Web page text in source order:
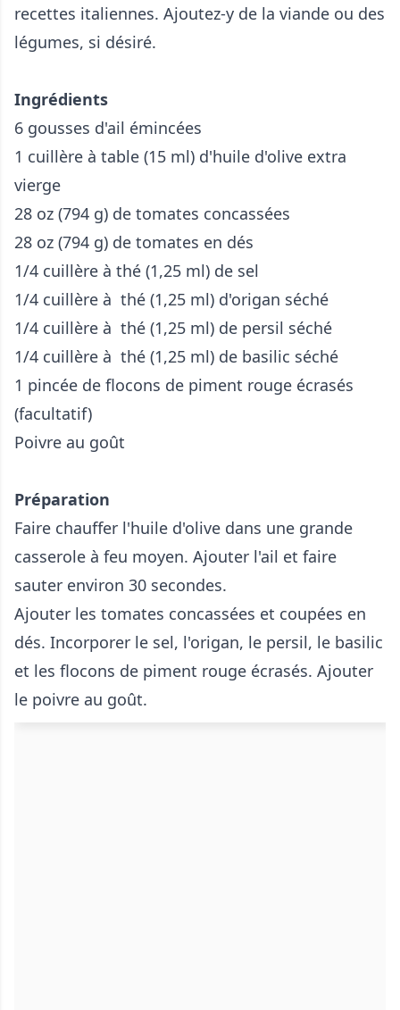
recettes italiennes. Ajoutez-y de la viande ou des
légumes, si désiré.
Ingrédients
6 gousses d'ail émincées
1 cuillère à table (15 ml) d'huile d'olive extra
vierge
28 oz (794 g) de tomates concassées
28 oz (794 g) de tomates en dés
1/4 cuillère à thé (1,25 ml) de sel
1/4 cuillère à thé (1,25 ml) d'origan séché
1/4 cuillère à thé (1,25 ml) de persil séché
1/4 cuillère à thé (1,25 ml) de basilic séché
1 pincée de flocons de piment rouge écrasés
(facultatif)
Poivre au goût
Préparation
Faire chauffer l'huile d'olive dans une grande
casserole à feu moyen. Ajouter l'ail et faire
sauter environ 30 secondes.
Ajouter les tomates concassées et coupées en
dés. Incorporer le sel, l'origan, le persil, le basilic
et les flocons de piment rouge écrasés. Ajouter
le poivre au goût.